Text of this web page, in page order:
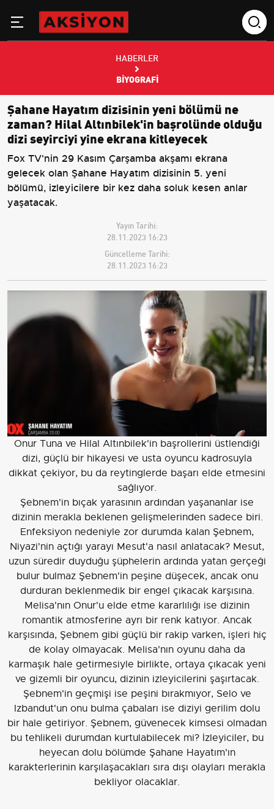
HABERLER
BIYOGRAFI
Şahane Hayatım dizisinin yeni bölümü ne
zaman? Hilal Altınbilek'in başrolünde olduğu
dizi seyirciyi yine ekrana kitleyecek
Fox TV'nin 29 Kasım Çarşamba akşamı ekrana
gelecek olan Şahane Hayatım dizisinin 5. yeni
bölümü, izleyicilere bir kez daha soluk kesen anlar
yaşatacak.
Yayın Tarihi:
28.11.2023 16:23
Güncelleme Tarihi:
28.11.2023 16:23
Onur Tuna ve Hilal Altınbilek'in başrollerini üstlendiği
dizi, güçlü bir hikayesi ve usta oyuncu kadrosuyla
dikkat çekiyor, bu da reytinglerde başarı elde etmesini
sağlıyor.
Şebnem'in bıçak yarasının ardından yaşananlar ise
dizinin merakla beklenen gelişmelerinden sadece biri.
Enfeksiyon nedeniyle zor durumda kalan Şebnem,
Niyazi'nin açtığı yarayı Mesut'a nasıl anlatacak? Mesut,
uzun süredir duyduğu şüphelerin ardında yatan gerçeği
bulur bulmaz Şebnem'in peşine düşecek, ancak onu
durduran beklenmedik bir engel çıkacak karşısına.
Melisa'nın Onur'u elde etme kararlılığı ise dizinin
romantik atmosferine ayrı bir renk katıyor. Ancak
karşısında, Şebnem gibi güçlü bir rakip varken, işleri hiç
de kolay olmayacak. Melisa'nın oyunu daha da
karmaşık hale getirmesiyle birlikte, ortaya çıkacak yeni
ve gizemli bir oyuncu, dizinin izleyicilerini şaşırtacak.
Şebnem'in geçmişi ise peşini bırakmıyor, Selo ve
Izbandut'un onu bulma çabaları ise diziyi gerilim dolu
bir hale getiriyor. Şebnem, güvenecek kimsesi olmadan
bu tehlikeli durumdan kurtulabilecek mi? İzleyiciler, bu
heyecan dolu bölümde Şahane Hayatım'ın
karakterlerinin karşılaşacakları sıra dışı olayları merakla
bekliyor olacaklar.